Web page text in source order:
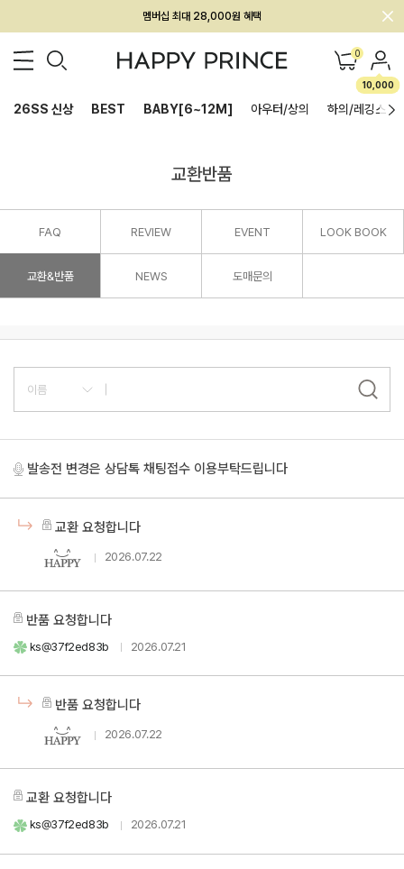
멤버십 최대 28,000원 혜택
0
10,000
26SS 신상 BEST BABY[6~12M] 아우터/상의 하의/레깅스
교환반품
FAQ REVIEW EVENT LOOK BOOK
교환&반품 NEWS 도매문의
발송전 변경은 상담톡 채팅접수 이용부탁드립니다
교환 요청합니다
2026.07.22
반품 요청합니다
ks@37f2ed83b 2026.07.21
반품 요청합니다
2026.07.22
교환 요청합니다
ks@37f2ed83b 2026.07.21